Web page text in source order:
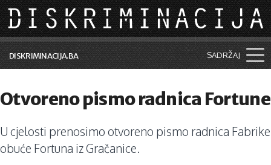
Skip to main content
DISKRIMINACIJA.BA SADRŽAJ
Vijesti i događaji
Aktuelne teme
Kolumne
Otvoreno pismo radnica Fortune
U cjelosti prenosimo otvoreno pismo radnica Fabrike
obuće Fortuna iz Gračanice.